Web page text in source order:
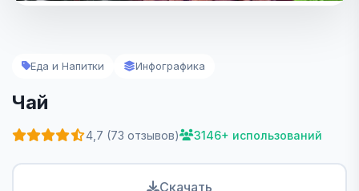
Еда и Напитки Инфографика
Чай
4,7 (73 отзывов) 3146+ использований
Скачать